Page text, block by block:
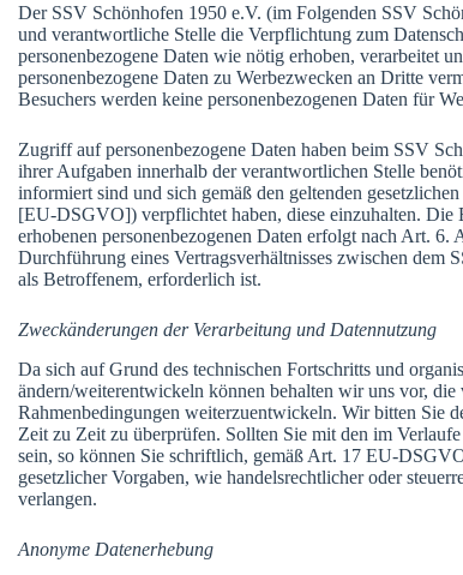
Der SSV Schönhofen 1950 e.V. (im Folgenden SSV
und verantwortliche Stelle die Verpflichtung zum
personenbezogene Daten wie nötig erhoben, verarbeitet
personenbezogene Daten zu Werbezwecken an Dritte
Besuchers werden keine personenbezogenen Daten für
Zugriff auf personenbezogene Daten haben beim SSV
ihrer Aufgaben innerhalb der verantwortlichen Stelle
informiert sind und sich gemäß den geltenden
[EU-DSGVO]) verpflichtet haben, diese einzuhalten.
erhobenen personenbezogenen Daten erfolgt nach Art.
Durchführung eines Vertragsverhältnisses zwischen dem
als Betroffenem, erforderlich ist.
Zweckänderungen der Verarbeitung und Datennutzung
Da sich auf Grund des technischen Fortschritts und
ändern/weiterentwickeln können behalten wir uns vor,
Rahmenbedingungen weiterzuentwickeln. Wir bitten Sie
Zeit zu Zeit zu überprüfen. Sollten Sie mit den im
sein, so können Sie schriftlich, gemäß Art. 17 EU-
gesetzlicher Vorgaben, wie handelsrechtlicher oder
verlangen.
Anonyme Datenerhebung